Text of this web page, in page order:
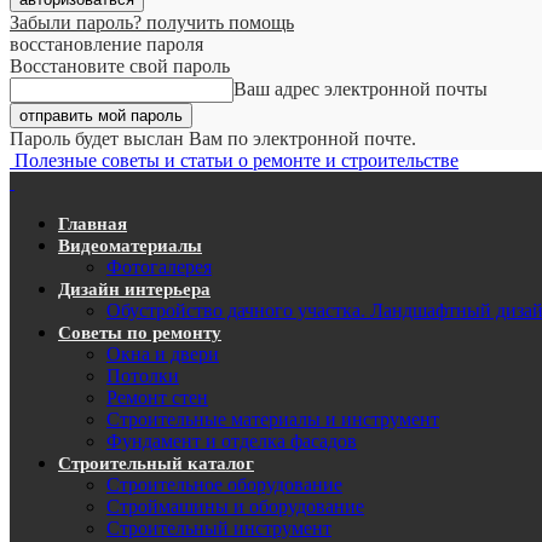
Забыли пароль? получить помощь
восстановление пароля
Восстановите свой пароль
Ваш адрес электронной почты
Пароль будет выслан Вам по электронной почте.
Полезные советы и статьи о ремонте и строительстве
Главная
Видеоматериалы
Фотогалерея
Дизайн интерьера
Обустройство дачного участка. Ландшафтный
Советы по ремонту
Окна и двери
Потолки
Ремонт стен
Строительные материалы и инструмент
Фундамент и отделка фасадов
Строительный каталог
Строительное оборудование
Строймашины и оборудование
Строительный инструмент